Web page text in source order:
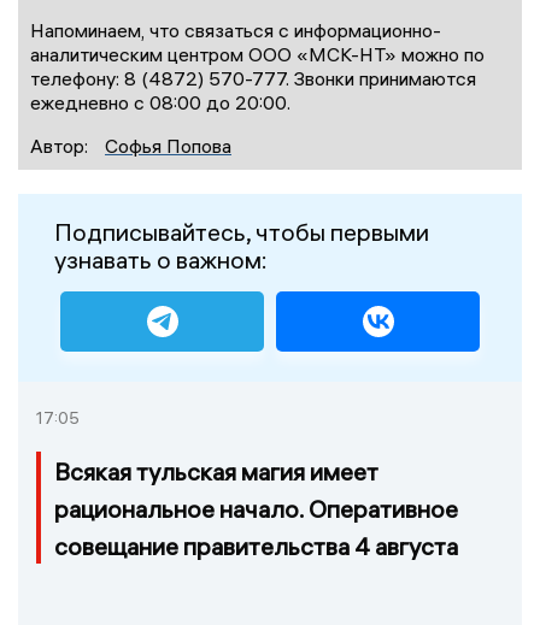
Напоминаем, что связаться с информационно-
аналитическим центром ООО «МСК-НТ» можно по
телефону: 8 (4872) 570-777. Звонки принимаются
ежедневно с 08:00 до 20:00.
Автор:
Софья Попова
Подписывайтесь, чтобы первыми
узнавать о важном:
17:05
Всякая тульская магия имеет
рациональное начало. Оперативное
совещание правительства 4 августа